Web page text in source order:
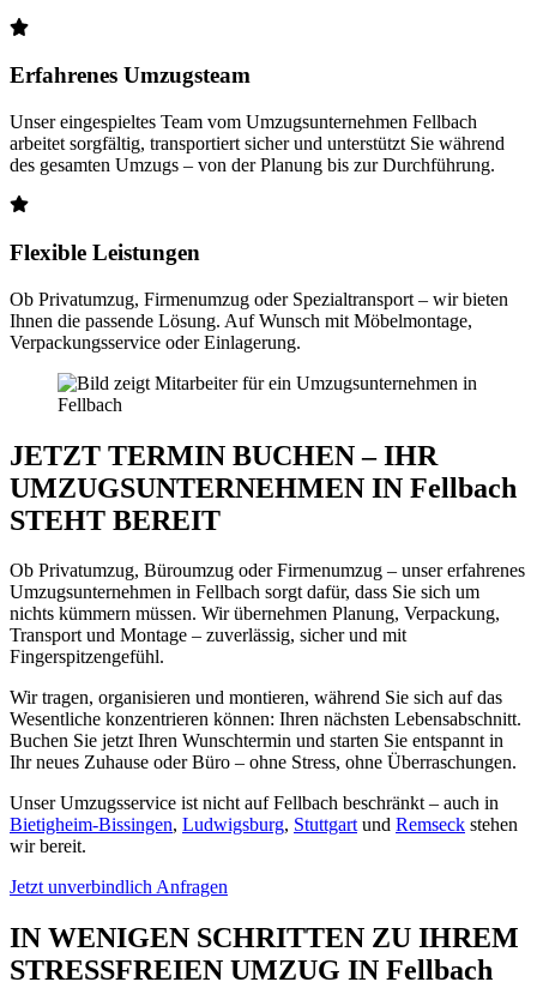
Erfahrenes Umzugsteam
Unser eingespieltes Team vom Umzugsunternehmen Fellbach
arbeitet sorgfältig, transportiert sicher und unterstützt Sie während
des gesamten Umzugs – von der Planung bis zur Durchführung.
Flexible Leistungen
Ob Privatumzug, Firmenumzug oder Spezialtransport – wir bieten
Ihnen die passende Lösung. Auf Wunsch mit Möbelmontage,
Verpackungsservice oder Einlagerung.
JETZT TERMIN BUCHEN – IHR
UMZUGSUNTERNEHMEN IN Fellbach
STEHT BEREIT
Ob Privatumzug, Büroumzug oder Firmenumzug – unser erfahrenes
Umzugsunternehmen in Fellbach sorgt dafür, dass Sie sich um
nichts kümmern müssen. Wir übernehmen Planung, Verpackung,
Transport und Montage – zuverlässig, sicher und mit
Fingerspitzengefühl.
Wir tragen, organisieren und montieren, während Sie sich auf das
Wesentliche konzentrieren können: Ihren nächsten Lebensabschnitt.
Buchen Sie jetzt Ihren Wunschtermin und starten Sie entspannt in
Ihr neues Zuhause oder Büro – ohne Stress, ohne Überraschungen.
Unser Umzugsservice ist nicht auf Fellbach beschränkt – auch in
Bietigheim-Bissingen, Ludwigsburg, Stuttgartund Remseck stehen
wir bereit.
Jetzt unverbindlich Anfragen
IN WENIGEN SCHRITTEN ZU IHREM
STRESSFREIEN UMZUG IN Fellbach